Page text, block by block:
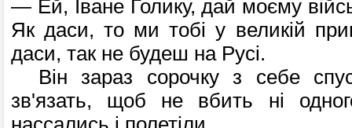
— Ей, Іване Голику, дай моєму
Як даси, то ми тобі у великій
даси, так не будеш на Русі.
Він зараз сорочку з себе
зв'язать, щоб не вбить ні